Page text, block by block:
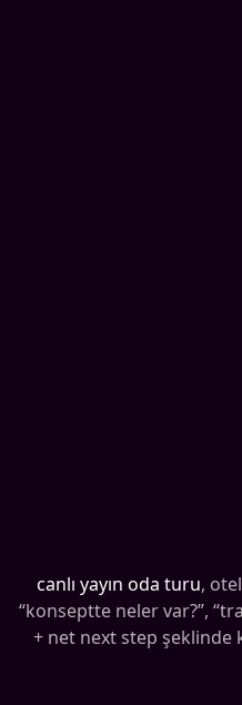
canlı yayın oda turu,
“konseptte neler var?”,
+ net next step şeklinde